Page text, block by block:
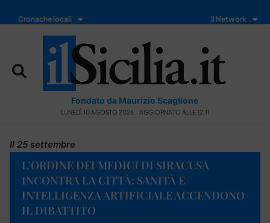
Cronache locali Il Network
Fondato da Maurizio Scaglione
LUNEDÌ 10 AGOSTO 2026 - AGGIORNATO ALLE 12:11
Il 25 settembre
L’ORDINE DEI MEDICI DI SIRACUSA
INCONTRA LA CITTÀ: SANITÀ E
INTELLIGENZA ARTIFICIALE ACCENDONO
IL DIBATTITO